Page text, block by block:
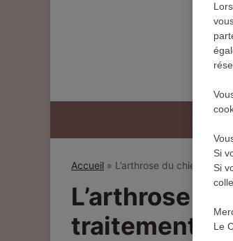
Accueil » L’arthrose du chien :
L’arthrose
traitements
Si
Si
Le